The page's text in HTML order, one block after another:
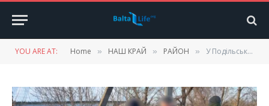
YOU ARE AT: Home » НАШ КРАЙ » РАЙОН » У Подільському районі чоловіки на автомобілі, тікаючи від прикордонників, «зустрілися» зі стовпом